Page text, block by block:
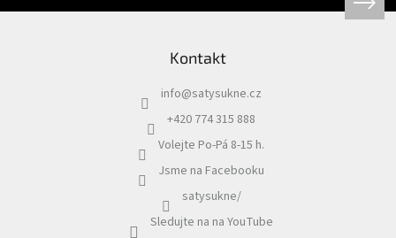
Kontakt
info@satysukne.cz
+420 774 315 888
Volejte Po-Pá 8-15 h.
Jsme na Facebooku
satysukne/
Sledujte na na YouTube